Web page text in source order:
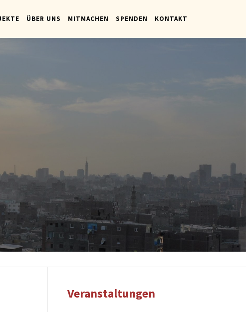
ÜBER UNS MITMACHEN SPENDEN KONTAKT
Veranstaltungen